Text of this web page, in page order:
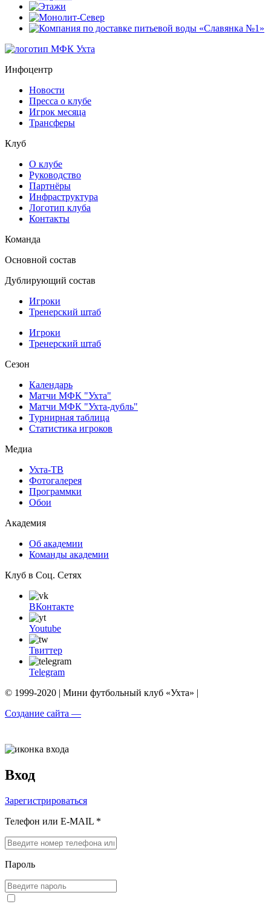
Инфоцентр
Новости
Пресса о клубе
Игрок месяца
Трансферы
Клуб
О клубе
Руководство
Партнёры
Инфраструктура
Логотип клуба
Контакты
Команда
Основной состав
Дублирующий состав
Игроки
Тренерский штаб
Игроки
Тренерский штаб
Сезон
Календарь
Матчи МФК "Ухта"
Матчи МФК "Ухта-дубль"
Турнирная таблица
Статистика игроков
Медиа
Ухта-ТВ
Фотогалерея
Программки
Обои
Академия
Об академии
Команды академии
Клуб в Соц. Сетях
ВКонтакте
Youtube
Твиттер
Telegram
© 1999-2020 | Мини футбольный клуб «Ухта» |
Создание сайта —
Вход
Зарегистрироваться
Телефон или E-MAIL *
Пароль